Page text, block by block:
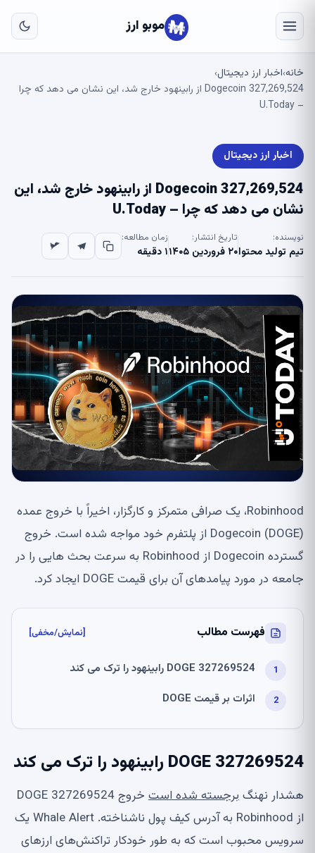
موبو ارز
خانه›اخبار ارز دیجیتال›
327,269,524 Dogecoin از رابینهود خارج شد، این نشان می دهد که چرا
– U.Today
اخبار ارز دیجیتال
327,269,524 Dogecoin از رابینهود خارج شد، این
نشان می دهد که چرا – U.Today
نویسنده:
تیم تولید محتوا
تاریخ انتشار:
۲۰ فروردین ۱۴۰۵
زمان مطالعه:
۱ دقیقه
Robinhood، یک صرافی متمرکز و کارگزار، اخیراً با خروج عمده
Dogecoin (DOGE) از پلتفرم خود مواجه شده است. خروج
گسترده Dogecoin از Robinhood به سرعت بحث هایی را در
جامعه در مورد پیامدهای آن برای قیمت DOGE ایجاد کرد.
فهرست مطالب [نمایش/مخفی]
327269524 DOGE رابینهود را ترک می کند
اثرات بر قیمت DOGE
327269524 DOGE رابینهود را ترک می کند
هشدار نهنگبرجسته شده است
خروج 327269524 DOGE
از Robinhood به آدرس کیف پول ناشناخته. Whale Alert یک
سرویس محبوب است که به طور خودکار تراکنش‌های ارزهای